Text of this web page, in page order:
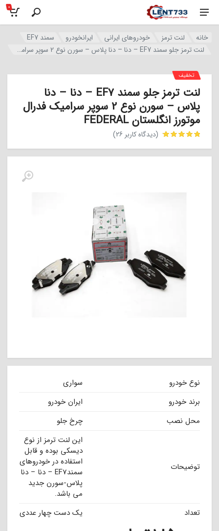
0
خانه لنت ترمز خودروهای ایرانی ایرانخودرو
سمند EF7
لنت ترمز جلو سمند EF7 – دنا – دنا پلاس – سورن نوع 2 سوپر سرامیک فدرال موتورز انگلستان FEDERAL
لنت ترمز جلو سمند EF7 – دنا – دنا
پلاس – سورن نوع 2 سوپر سرامیک فدرال
موتورز انگلستان FEDERAL
مشتری
(دیدگاه کاربر 26
)
نوع خودرو
سواری
برند خودرو
ایران خودرو
محل نصب
چرخ جلو
توضیحات
این لنت ترمز از نوع
دیسکی بوده و قابل
استفاده در خودروهای
سمندEF7 – دنا – دنا
پلاس-سورن جدید
می باشد.
تعداد
یک دست چهار عددی
تخفیف